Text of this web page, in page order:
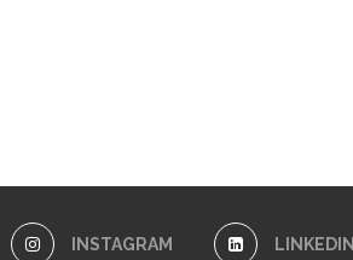
INSTAGRAM LINKEDIN